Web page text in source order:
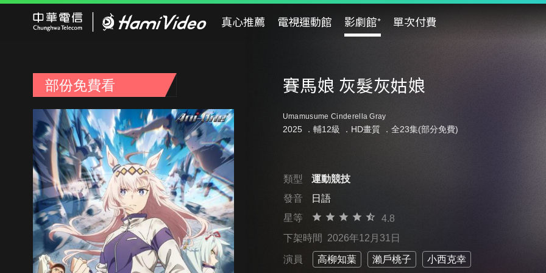
真心推薦 電視運動館 影劇館⁺ 單次付費
部份免費看 賽馬娘 灰髮灰姑娘
Umamusume Cinderella Gray
2025 ． 輔12級 ．HD畫質 ．全23集(部分免費)
類型
運動競技
發音
日語
星等
4.8
下架時間 2026年12月31日
演員 高柳知葉 瀨戶桃子 小西克幸